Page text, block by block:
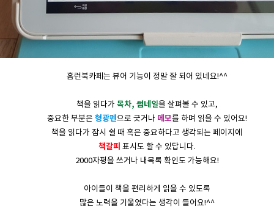
홈런북카페는 뷰어 기능이 정말 잘 되어 있네요!^^
책을 읽다가 목차, 썸네일을 살펴볼 수 있고,
중요한 부분은 형광펜으로 긋거나 메모를 하며 읽을 수 있어요!
책을 읽다가 잠시 쉴 때 혹은 중요하다고 생각되는 페이지에
책갈피 표시도 할 수 있답니다.
2000자평을 쓰거나 내목록 확인도 가능해요!
아이들이 책을 편리하게 읽을 수 있도록
많은 노력을 기울였다는 생각이 들어요!^^